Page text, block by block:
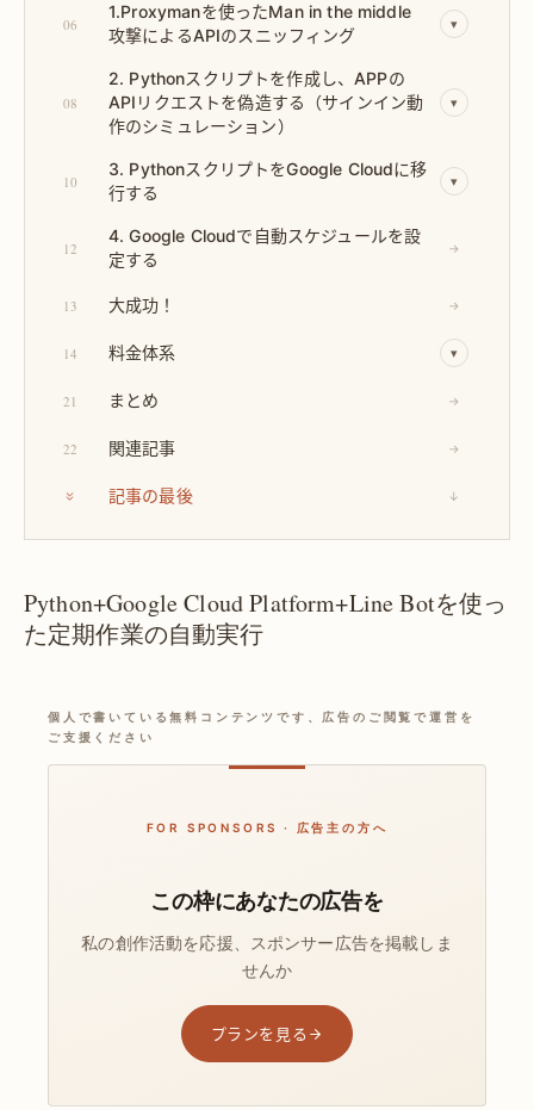
06
1.Proxymanを使ったMan in the middle
攻撃によるAPIのスニッフィング
▾
08
2. Pythonスクリプトを作成し、APPの
APIリクエストを偽造する（サインイン動
作のシミュレーション）
▾
10
3. PythonスクリプトをGoogle Cloudに移
行する
▾
12
4. Google Cloudで自動スケジュールを設
定する
→
13 大成功！ →
14 料金体系 ▾
21 まとめ →
22 関連記事 →
記事の最後 ↓
Python+Google Cloud Platform+Line Botを使っ
た定期作業の自動実行
個人で書いている無料コンテンツです、広告のご閲覧で運営を
ご支援ください
FOR SPONSORS · 広告主の方へ
この枠にあなたの広告を
私の創作活動を応援、スポンサー広告を掲載しま
せんか
プランを見る